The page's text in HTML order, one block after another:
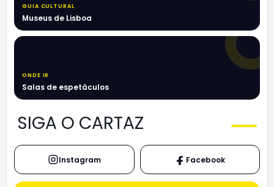
GUIA CULTURAL
Museus de Lisboa
ONDE IR
Salas de espetáculos
SIGA O CARTAZ
Instagram Facebook